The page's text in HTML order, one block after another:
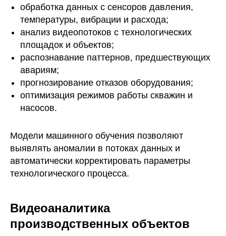
обработка данных с сенсоров давления,
температуры, вибрации и расхода;
анализ видеопотоков с технологических
площадок и объектов;
распознавание паттернов, предшествующих
авариям;
прогнозирование отказов оборудования;
оптимизация режимов работы скважин и
насосов.
Модели машинного обучения позволяют
выявлять аномалии в потоках данных и
автоматически корректировать параметры
технологического процесса.
Видеоаналитика
производственных объектов